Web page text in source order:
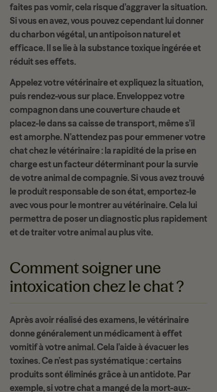
faites pas vomir, cela risque d’aggraver la situation.
Si vous en avez, vous pouvez cependant lui donner
du charbon végétal, un antipoison naturel et
efficace. Il se lie à la substance toxique ingérée et
réduit ses effets.
Appelez votre vétérinaire et expliquez la situation,
puis rendez-vous sur place. Enveloppez votre
compagnon dans une couverture chaude et
placez-le dans sa caisse de transport, même s’il
est amorphe. N’attendez pas pouremmener votre
chat chez le vétérinaire: la rapidité de la prise en
charge est un facteur déterminant pour la survie
de votre animal de compagnie. Si vous avez trouvé
le produit responsable de son état, emportez-le
avec vous pour le montrer au vétérinaire. Cela lui
permettra de poser un diagnostic plus rapidement
et de traiter votre animal au plus vite.
Comment soigner une
intoxication chez le chat ?
Après avoir réalisé des examens, le vétérinaire
donne généralement unmédicament à effet
vomitifà votre animal. Cela l’aide à évacuer les
toxines. Ce n’est pas systématique : certains
produits sont éliminés grâce à un antidote. Par
exemple, si votre chat a mangé de la mort-aux-